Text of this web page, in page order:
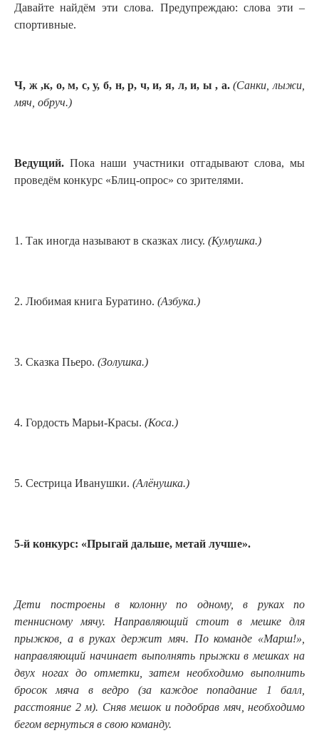
Давайте найдём эти слова. Предупреждаю: слова эти –
спортивные.
Ч, ж ,к, о, м, с, у, б, н, р, ч, и, я, л, и, ы , а. (Санки, лыжи,
мяч, обруч.)
Ведущий. Пока наши участники отгадывают слова, мы
проведём конкурс «Блиц-опрос» со зрителями.
1. Так иногда называют в сказках лису. (Кумушка.)
2. Любимая книга Буратино. (Азбука.)
3. Сказка Пьеро. (Золушка.)
4. Гордость Марьи-Красы. (Коса.)
5. Сестрица Иванушки. (Алёнушка.)
5-й конкурс: «Прыгай дальше, метай лучше».
Дети построены в колонну по одному, в руках по
теннисному мячу. Направляющий стоит в мешке для
прыжков, а в руках держит мяч. По команде «Марш!»,
направляющий начинает выполнять прыжки в мешках на
двух ногах до отметки, затем необходимо выполнить
бросок мяча в ведро
(за каждое попадание
1 балл,
расстояние 2 м). Сняв мешок и подобрав мяч, необходимо
бегом вернуться в свою команду.